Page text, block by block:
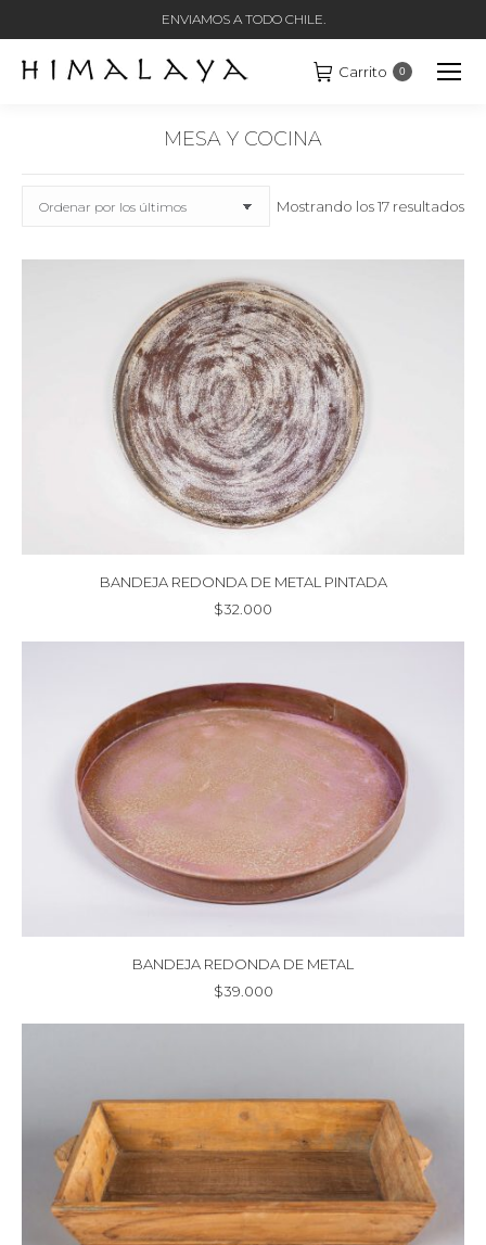
ENVIAMOS A TODO CHILE.
Carrito 0
MESA Y COCINA
Mostrando los 17 resultados
BANDEJA REDONDA DE METAL PINTADA
$32.000
BANDEJA REDONDA DE METAL
$39.000